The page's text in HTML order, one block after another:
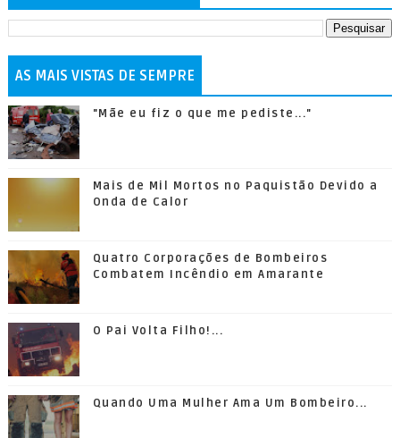
AS MAIS VISTAS DE SEMPRE
"Mãe eu fiz o que me pediste..."
Mais de Mil Mortos no Paquistão Devido a
Onda de Calor
Quatro Corporações de Bombeiros
Combatem Incêndio em Amarante
O Pai Volta Filho!...
Quando Uma Mulher Ama Um Bombeiro...